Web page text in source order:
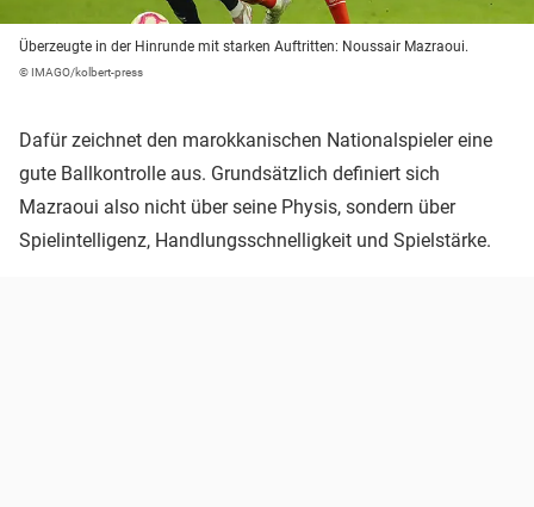
Überzeugte in der Hinrunde mit starken Auftritten: Noussair Mazraoui.
© IMAGO/kolbert-press
Dafür zeichnet den marokkanischen Nationalspieler eine
gute Ballkontrolle aus. Grundsätzlich definiert sich
Mazraoui also nicht über seine Physis, sondern über
Spielintelligenz, Handlungsschnelligkeit und Spielstärke.